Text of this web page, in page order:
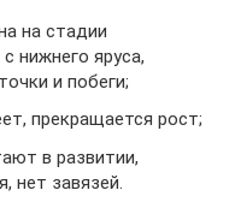
на стадии
нижнего яруса,
и побеги;
прекращается рост;
в развитии,
нет завязей.